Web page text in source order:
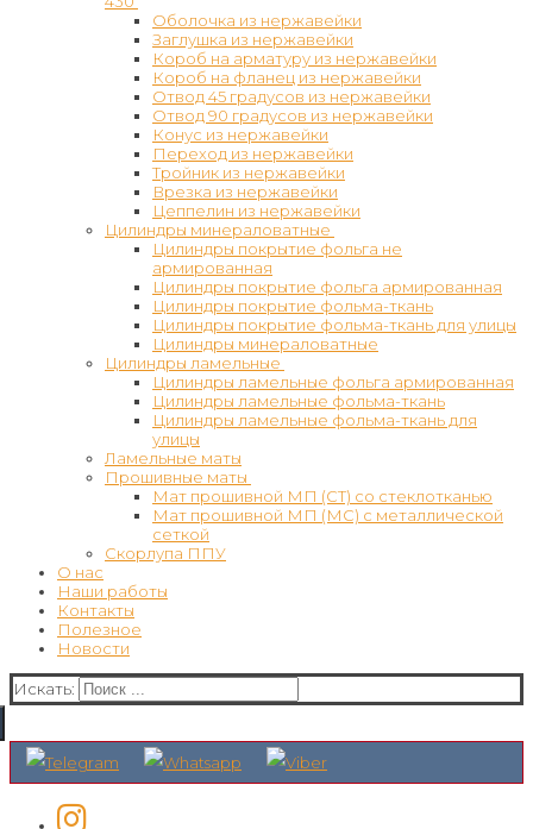
Оболочка из нержавейки
Заглушка из нержавейки
Короб на арматуру из нержавейки
Короб на фланец из нержавейки
Отвод 45 градусов из нержавейки
Отвод 90 градусов из нержавейки
Конус из нержавейки
Переход из нержавейки
Тройник из нержавейки
Врезка из нержавейки
Цеппелин из нержавейки
Цилиндры минераловатные
Цилиндры покрытие фольга не
армированная
Цилиндры покрытие фольга армированная
Цилиндры покрытие фольма-ткань
Цилиндры покрытие фольма-ткань для улицы
Цилиндры минераловатные
Цилиндры ламельные
Цилиндры ламельные фольга армированная
Цилиндры ламельные фольма-ткань
Цилиндры ламельные фольма-ткань для
улицы
Ламельные маты
Прошивные маты
Мат прошивной МП (СТ) со стеклотканью
Мат прошивной МП (МС) с металлической
сеткой
Скорлупа ППУ
О нас
Наши работы
Контакты
Полезное
Новости
Искать: